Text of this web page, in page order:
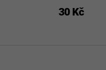
30 Kč